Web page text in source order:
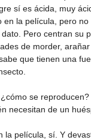
sí es ácida, muy
en la película, pero no
Pero centran su
de morder,
que tienen una
se
necesitan de un
la película, sí. Y